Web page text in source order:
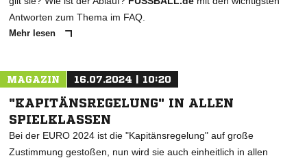
Antworten zum Thema im FAQ.
Mehr lesen
MAGAZIN 16.07.2024 | 10:20
"KAPITÄNSREGELUNG" IN ALLEN
SPIELKLASSEN
Bei der EURO 2024 ist die "Kapitänsregelung" auf große
Zustimmung gestoßen, nun wird sie auch einheitlich in allen